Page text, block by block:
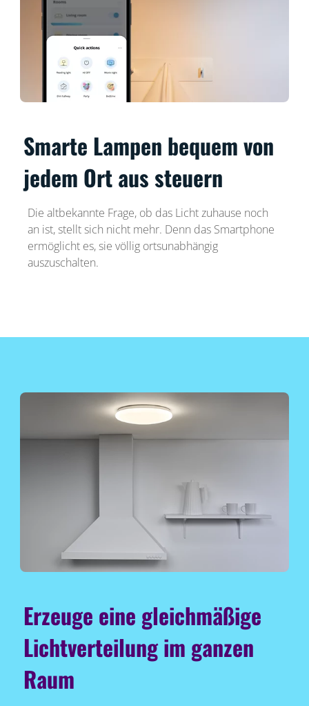
Smarte Lampen bequem von
jedem Ort aus steuern
Die altbekannte Frage, ob das Licht zuhause noch
an ist, stellt sich nicht mehr. Denn das Smartphone
ermöglicht es, sie völlig ortsunabhängig
auszuschalten.
Erzeuge eine gleichmäßige
Lichtverteilung im ganzen
Raum